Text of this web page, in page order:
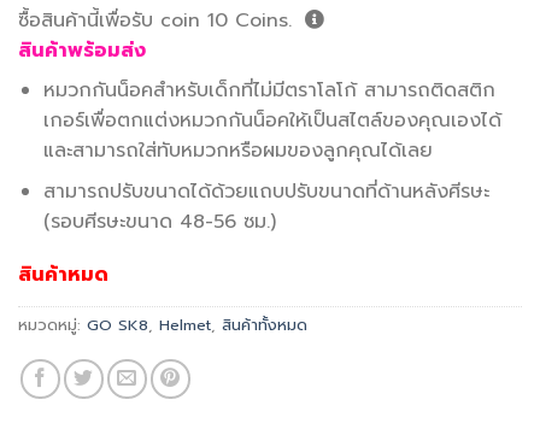
ซื้อสินค้านี้เพื่อรับ coin 10 Coins.
สินค้าพร้อมส่ง
หมวกกันน็อคสำหรับเด็กที่ไม่มีตราโลโก้ สามารถติดสติก
เกอร์เพื่อตกแต่งหมวกกันน็อคให้เป็นสไตล์ของคุณเองได้
และสามารถใส่ทับหมวกหรือผมของลูกคุณได้เลย
สามารถปรับขนาดได้ด้วยแถบปรับขนาดที่ด้านหลังศีรษะ
(รอบศีรษะขนาด 48-56 ซม.)
สินค้าหมด
หมวดหมู่: GO SK8, Helmet, สินค้าทั้งหมด